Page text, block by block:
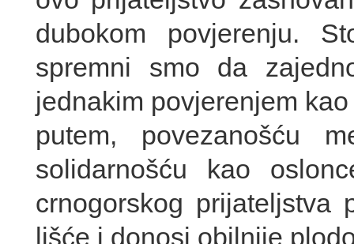
dubokom povjerenju.
spremni smo da
jednakim povjerenjem
putem, povezanošću
solidarnošću kao
crnogorskog prijateljstva
lišće i donosi obilnije